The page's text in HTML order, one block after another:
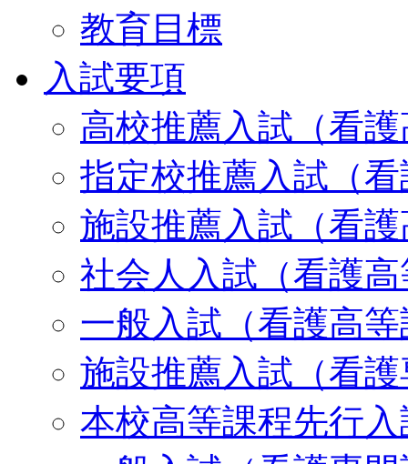
教育目標
入試要項
高校推薦入試（看
指定校推薦入試（
施設推薦入試（看
社会人入試（看護
一般入試（看護高
施設推薦入試（看
本校高等課程先行